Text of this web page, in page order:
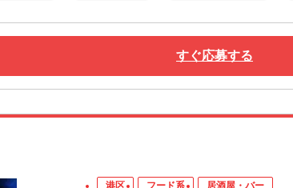
すぐ応募する
港区 フード系 居酒屋・バー